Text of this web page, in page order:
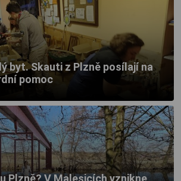
byt. Skauti z Plzně posílají na
pomoc
Plzně? V Malesicích vznikne